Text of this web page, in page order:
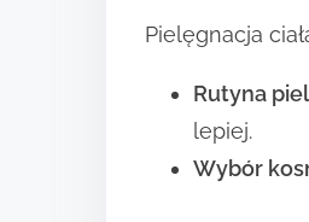
Pielęgnacja
Rutyna
lepiej.
Wybór